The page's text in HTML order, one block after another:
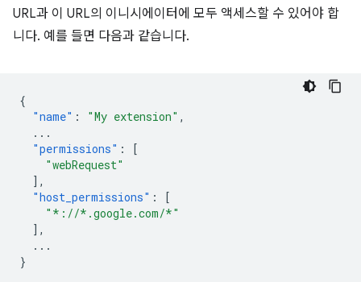
URL과 이 URL의 이니시에이터에 모두 액세스할 수 있어야 합
니다. 예를 들면 다음과 같습니다.
{
"name" : "My extension" ,
...
"permissions" :
[
"webRequest"
],
"host_permissions" :
[
"*://*.google.com/*"
],
...
}